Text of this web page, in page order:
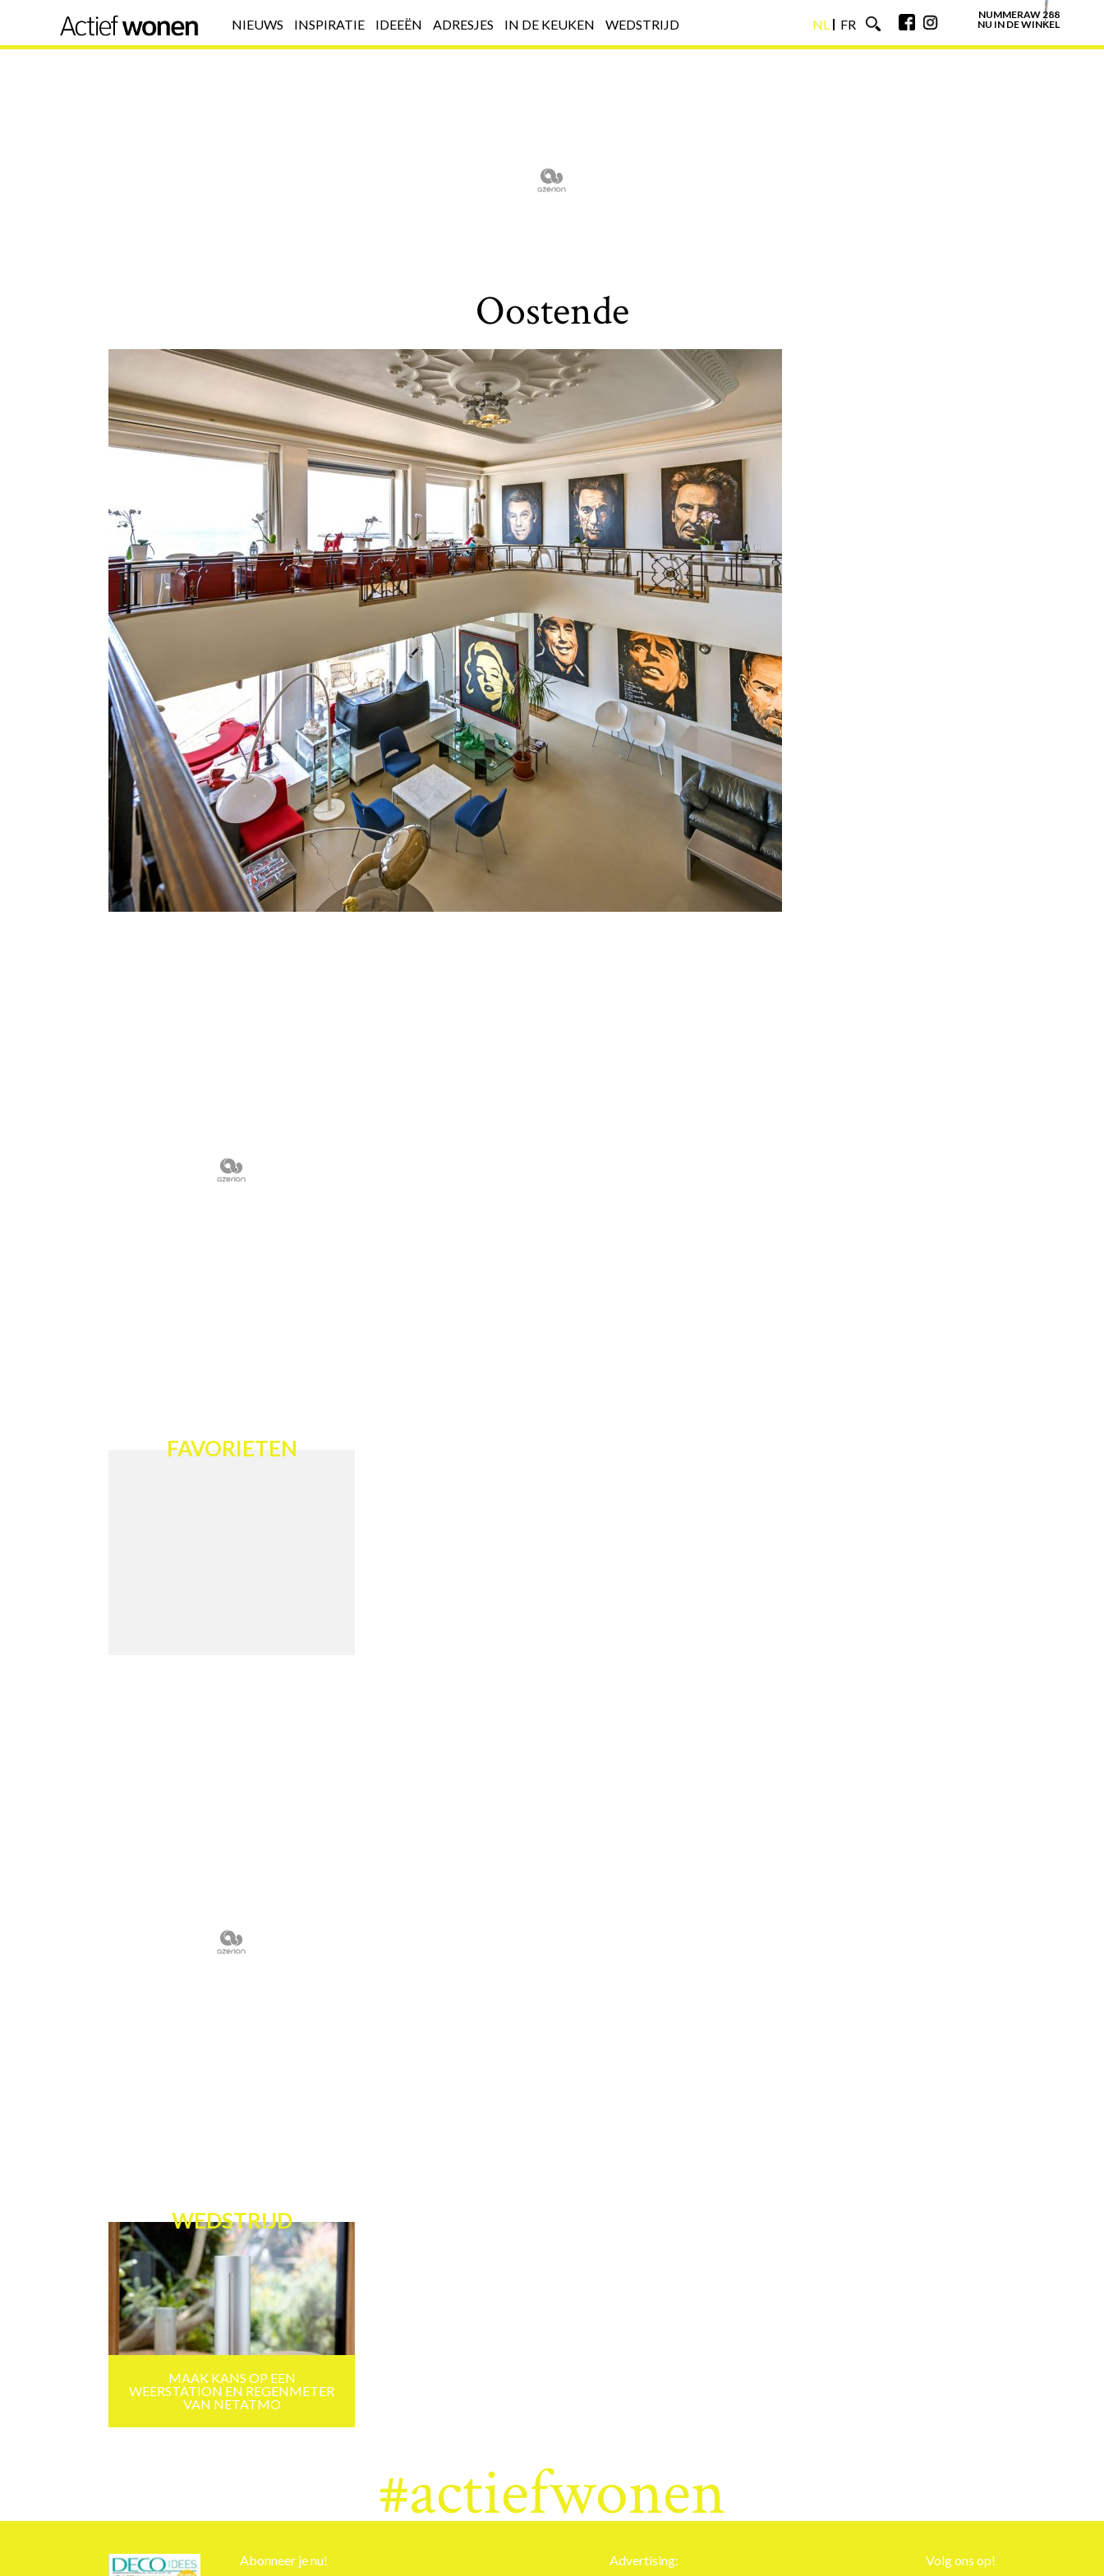
NIEUWS INSPIRATIE IDEEËN ADRESJES IN DE KEUKEN WEDSTRIJD
NL
FR
NUMMERAW 288
NU IN DE WINKEL
Oostende
FAVORIETEN
WEDSTRIJD
MAAK KANS OP EEN
WEERSTATION EN REGENMETER
VAN NETATMO
#actiefwonen
Abonneer je nu! Advertising: Volg ons op!